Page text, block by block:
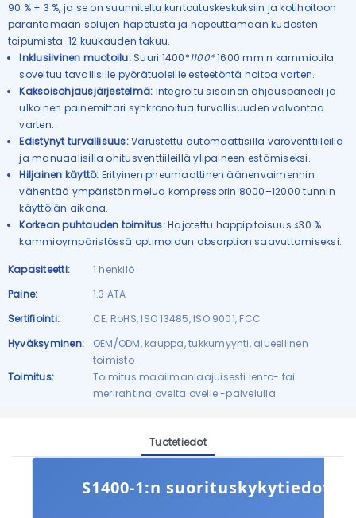
90 % ± 3 %, ja se on suunniteltu kuntoutuskeskuksiin ja kotihoitoon
parantamaan solujen hapetusta ja nopeuttamaan kudosten
toipumista. 12 kuukauden takuu.
Inklusiivinen muotoilu:Suuri 1400*1100*1600 mm:n kammiotila
soveltuu tavallisille pyörätuoleille esteetöntä hoitoa varten.
Kaksoisohjausjärjestelmä: Integroitu sisäinen ohjauspaneeli ja
ulkoinen painemittari synkronoitua turvallisuuden valvontaa
varten.
Edistynyt turvallisuus:Varustettu automaattisilla varoventtiileillä
ja manuaalisilla ohitusventtiileillä ylipaineen estämiseksi.
Hiljainen käyttö: Erityinen pneumaattinen äänenvaimennin
vähentää ympäristön melua kompressorin 8000–12000 tunnin
käyttöiän aikana.
Korkean puhtauden toimitus:Hajotettu happipitoisuus ≤30 %
kammioympäristössä optimoidun absorption saavuttamiseksi.
Kapasiteetti:
1 henkilö
Paine:
1.3 ATA
Sertifiointi:
CE, RoHS, ISO 13485, ISO 9001, FCC
Hyväksyminen:
OEM/ODM, kauppa, tukkumyynti, alueellinen
toimisto
Toimitus:
Toimitus maailmanlaajuisesti lento- tai
merirahtina ovelta ovelle -palvelulla
Tuotetiedot
S1400-1:n suorituskykytiedot